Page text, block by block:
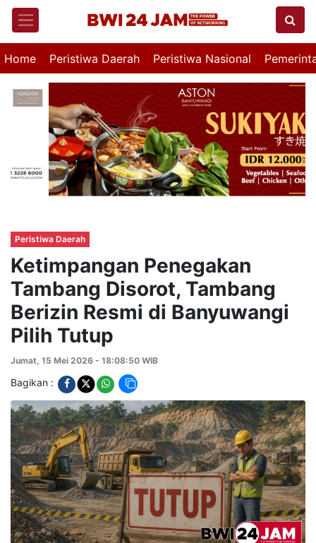
Home Peristiwa Daerah Peristiwa Nasional
Peristiwa Daerah
Ketimpangan Penegakan
Tambang Disorot, Tambang
Berizin Resmi di Banyuwangi
Pilih Tutup
Jumat, 15 Mei 2026 - 18:08:50 WIB
Bagikan :